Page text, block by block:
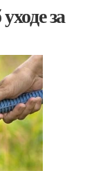
за